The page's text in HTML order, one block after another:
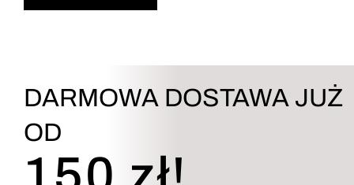
DARMOWA DOSTAWA JUŻ
OD